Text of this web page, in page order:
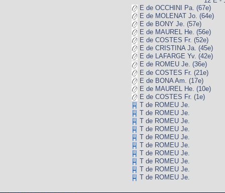
E de OCCHINI Pa. (67e)
E de MOLENAT Jo. (64e)
E de BONY Je. (57e)
E de MAUREL He. (56e)
E de COSTES Fr. (52e)
E de CRISTINA Ja. (45e)
E de LAFARGE Yv. (42e)
E de ROMEU Je. (36e)
E de COSTES Fr. (21e)
E de BONA Am. (17e)
E de MAUREL He. (10e)
E de COSTES Fr. (1e)
T de ROMEU Je.
T de ROMEU Je.
T de ROMEU Je.
T de ROMEU Je.
T de ROMEU Je.
T de ROMEU Je.
T de ROMEU Je.
T de ROMEU Je.
T de ROMEU Je.
T de ROMEU Je.